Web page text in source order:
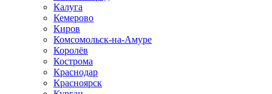
Калуга
Кемерово
Киров
Комсомольск-на-Амуре
Королёв
Кострома
Краснодар
Красноярск